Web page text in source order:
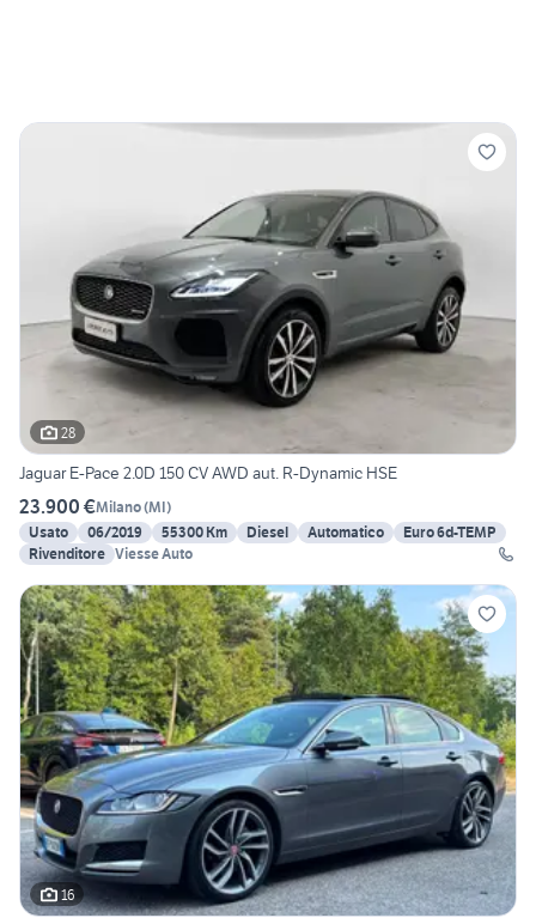
28
Jaguar E-Pace 2.0D 150 CV AWD aut. R-Dynamic HSE
23.900 €Milano(MI)
Usato
06/2019 55300 Km Diesel Automatico
Euro 6d-TEMP
Rivenditore Viesse Auto
16